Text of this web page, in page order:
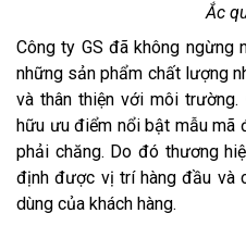
Ắc
Công ty GS đã không
những sản phẩm chất lượng
và thân thiện với môi trường.
hữu ưu điểm nổi bật mẫu mã
phải chăng. Do đó thương
định được vị trí hàng đầu và
dùng của khách hàng.